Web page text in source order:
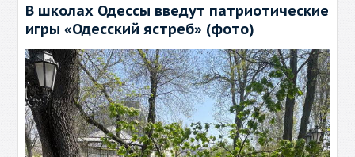
В школах Одессы введут патриотические
игры «Одесский ястреб» (фото)